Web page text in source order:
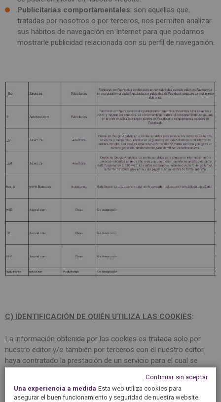
Publicitarias comportamentales: son aquellas que,
tratadas por nosotros o por terceros, nos permiten analizar
sus hábitos de navegación en Internet para que podamos
mostrarle publicidad relacionada con su perfil de navegación.
C) IDENTIFICACIÓN DE QUIÉN UTILIZA LAS COOKIES:
La información obtenida por las cookies es tratada solo por
nuestro editor y/o también por terceros con el nuestro editor
haya contratado la prestación de un servicio para el cual se
Cookies propias: Son aquellas que se envían a su equipo
Una experiencia a medida Esta web utiliza cookies para
asegurar el buen funcionamiento y seguridad de nuestra website.
Continuar sin aceptar